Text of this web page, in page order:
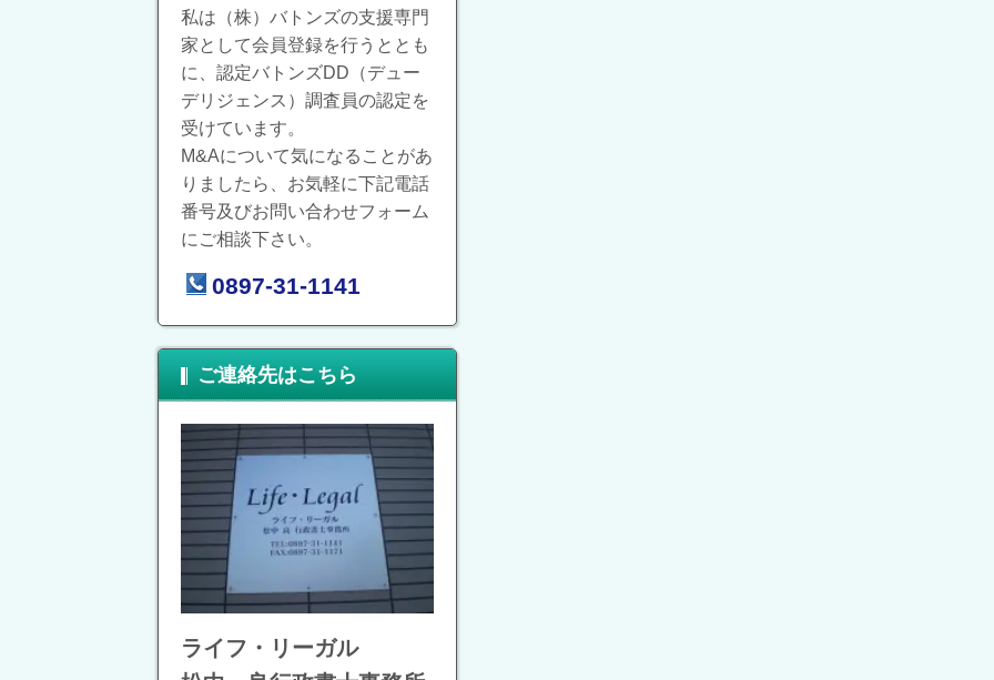
私は（株）バトンズの支援専門
家として会員登録を行うととも
に、認定バトンズDD（デュー
デリジェンス）調査員の認定を
受けています。
M&Aについて気になることがあ
りましたら、お気軽に下記電話
番号及びお問い合わせフォーム
にご相談下さい。
0897-31-1141
ご連絡先はこちら
ライフ・リーガル